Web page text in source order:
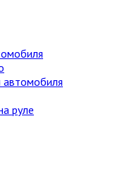
руле